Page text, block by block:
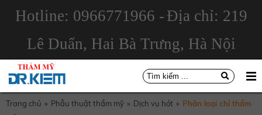
Hotline: 0966771966 - Địa chỉ: 219
Lê Duẩn, Hai Bà Trưng, Hà Nội
Trang chủ » Phẫu thuật thẩm mỹ » Dịch vụ hót » Phân loại chỉ thẩm